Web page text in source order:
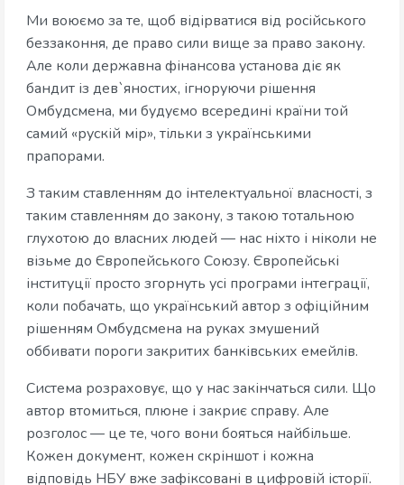
Ми воюємо за те, щоб відірватися від російського
беззаконня, де право сили вище за право закону.
Але коли державна фінансова установа діє як
бандит із дев`яностих, ігноруючи рішення
Омбудсмена, ми будуємо всередині країни той
самий «рускій мір», тільки з українськими
прапорами.
З таким ставленням до інтелектуальної власності, з
таким ставленням до закону, з такою тотальною
глухотою до власних людей — нас ніхто і ніколи не
візьме до Європейського Союзу. Європейські
інституції просто згорнуть усі програми інтеграції,
коли побачать, що український автор з офіційним
рішенням Омбудсмена на руках змушений
оббивати пороги закритих банківських емейлів.
Система розраховує, що у нас закінчаться сили. Що
автор втомиться, плюне і закриє справу. Але
розголос — це те, чого вони бояться найбільше.
Кожен документ, кожен скріншот і кожна
відповідь НБУ вже зафіксовані в цифровій історії.